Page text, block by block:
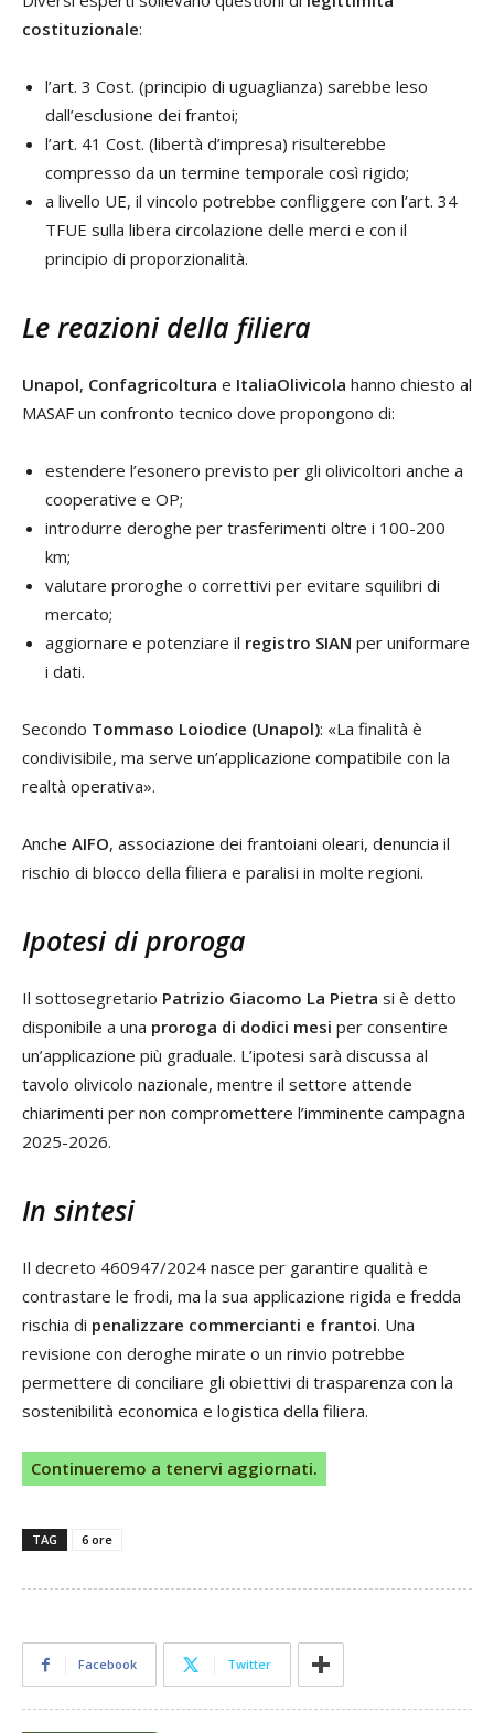
costituzionale:
l’art. 3 Cost. (principio di uguaglianza) sarebbe leso
dall’esclusione dei frantoi;
l’art. 41 Cost. (libertà d’impresa) risulterebbe
compresso da un termine temporale così rigido;
a livello UE, il vincolo potrebbe confliggere con l’art. 34
TFUE sulla libera circolazione delle merci e con il
principio di proporzionalità.
Le reazioni della filiera
Unapol, Confagricoltura e ItaliaOlivicola hanno chiesto al
MASAF un confronto tecnico dove propongono di:
estendere l’esonero previsto per gli olivicoltori anche a
cooperative e OP;
introdurre deroghe per trasferimenti oltre i 100-200
km;
valutare proroghe o correttivi per evitare squilibri di
mercato;
aggiornare e potenziare il registro SIAN per uniformare
i dati.
Secondo Tommaso Loiodice (Unapol): «La finalità è
condivisibile, ma serve un’applicazione compatibile con la
realtà operativa».
Anche AIFO, associazione dei frantoiani oleari, denuncia il
rischio di blocco della filiera e paralisi in molte regioni.
Ipotesi di proroga
Il sottosegretario Patrizio Giacomo La Pietra si è detto
disponibile a una proroga di dodici mesi per consentire
un’applicazione più graduale. L’ipotesi sarà discussa al
tavolo olivicolo nazionale, mentre il settore attende
chiarimenti per non compromettere l’imminente campagna
2025-2026.
In sintesi
Il decreto 460947/2024 nasce per garantire qualità e
contrastare le frodi, ma la sua applicazione rigida e fredda
rischia di penalizzare commercianti e frantoi. Una
revisione con deroghe mirate o un rinvio potrebbe
permettere di conciliare gli obiettivi di trasparenza con la
sostenibilità economica e logistica della filiera.
Continueremo a tenervi aggiornati.
TAG 6 ore
Facebook Twitter